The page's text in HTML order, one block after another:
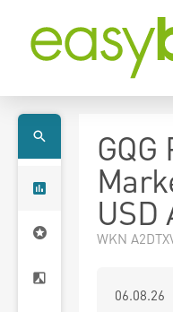
USD
WKN
06.08.26